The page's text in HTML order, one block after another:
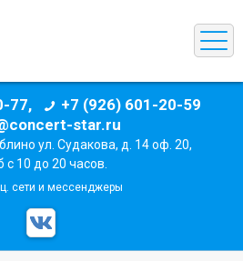
77,
+7 (926) 601-20-59
star.ru
ул. Судакова, д. 14 оф. 20,
с 10 до 20 часов.
сети и мессенджеры